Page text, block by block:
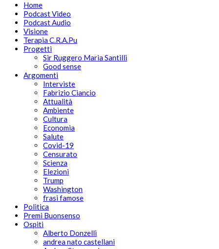
Home
Podcast Video
Podcast Audio
Visione
Terapia C.R.A.Pu
Progetti
Sir Ruggero Maria Santilli
Good sense
Argomenti
Interviste
Fabrizio Ciancio
Attualità
Ambiente
Cultura
Economia
Salute
Covid-19
Censurato
Scienza
Elezioni
Trump
Washington
frasi famose
Politica
Premi Buonsenso
Ospiti
Alberto Donzelli
andrea nato castellani